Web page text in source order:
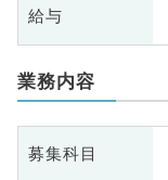
給与
業務内容
募集科目